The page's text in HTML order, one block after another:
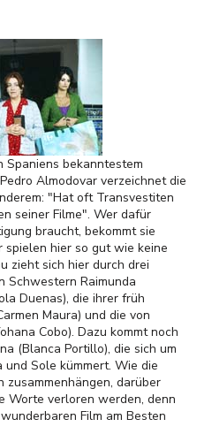
Spaniens bekanntestem
Almodovar verzeichnet die
"Hat oft Transvestiten
seiner Filme". Wer dafür
braucht, bekommt sie
spielen hier so gut wie keine
zieht sich hier durch drei
Schwestern Raimunda
Duenas), die ihrer früh
Maura) und die von
Cobo). Dazu kommt noch
(Blanca Portillo), die sich um
Sole kümmert. Wie die
zusammenhängen, darüber
Worte verloren werden, denn
Film am Besten